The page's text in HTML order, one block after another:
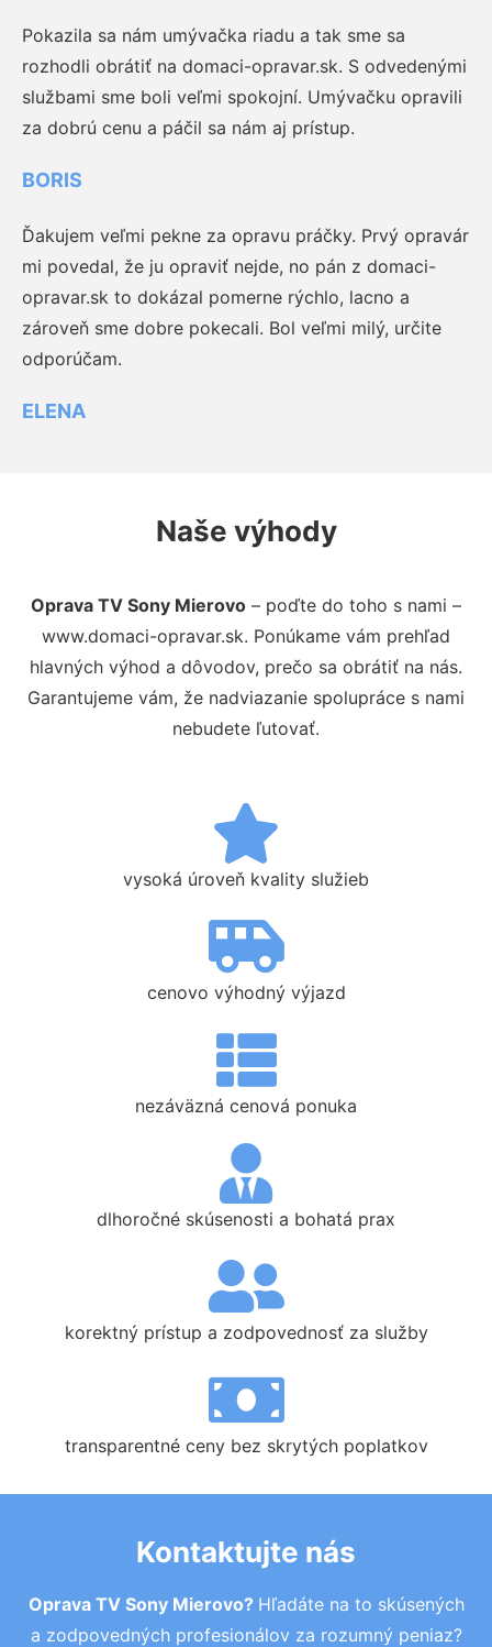
Pokazila sa nám umývačka riadu a tak sme sa
rozhodli obrátiť na domaci-opravar.sk. S odvedenými
službami sme boli veľmi spokojní. Umývačku opravili
za dobrú cenu a páčil sa nám aj prístup.
BORIS
Ďakujem veľmi pekne za opravu práčky. Prvý opravár
mi povedal, že ju opraviť nejde, no pán z domaci-
opravar.sk to dokázal pomerne rýchlo, lacno a
zároveň sme dobre pokecali. Bol veľmi milý, určite
odporúčam.
ELENA
Naše výhody
Oprava TV Sony Mierovo – poďte do toho s nami –
www.domaci-opravar.sk. Ponúkame vám prehľad
hlavných výhod a dôvodov, prečo sa obrátiť na nás.
Garantujeme vám, že nadviazanie spolupráce s nami
nebudete ľutovať.
vysoká úroveň kvality služieb
cenovo výhodný výjazd
nezáväzná cenová ponuka
dlhoročné skúsenosti a bohatá prax
korektný prístup a zodpovednosť za služby
transparentné ceny bez skrytých poplatkov
Kontaktujte nás
Oprava TV Sony Mierovo? Hľadáte na to skúsených
a zodpovedných profesionálov za rozumný peniaz?